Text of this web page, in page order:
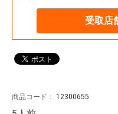
受取店
商品コード： 12300655